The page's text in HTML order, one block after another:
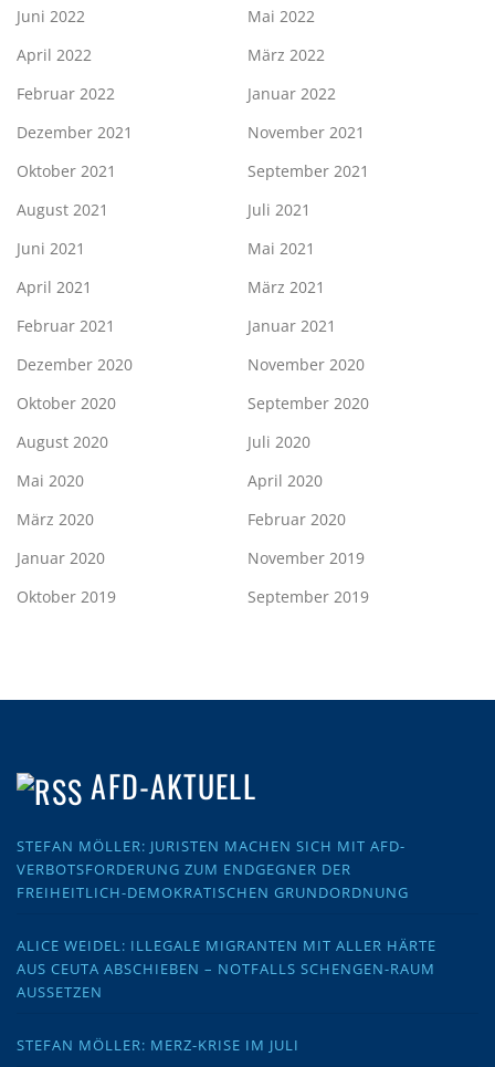
Juni 2022
Mai 2022
April 2022
März 2022
Februar 2022
Januar 2022
Dezember 2021
November 2021
Oktober 2021
September 2021
August 2021
Juli 2021
Juni 2021
Mai 2021
April 2021
März 2021
Februar 2021
Januar 2021
Dezember 2020
November 2020
Oktober 2020
September 2020
August 2020
Juli 2020
Mai 2020
April 2020
März 2020
Februar 2020
Januar 2020
November 2019
Oktober 2019
September 2019
AFD-AKTUELL
STEFAN MÖLLER: JURISTEN MACHEN SICH MIT AFD-
VERBOTSFORDERUNG ZUM ENDGEGNER DER
FREIHEITLICH-DEMOKRATISCHEN GRUNDORDNUNG
ALICE WEIDEL: ILLEGALE MIGRANTEN MIT ALLER HÄRTE
AUS CEUTA ABSCHIEBEN – NOTFALLS SCHENGEN-RAUM
AUSSETZEN
STEFAN MÖLLER: MERZ-KRISE IM JULI